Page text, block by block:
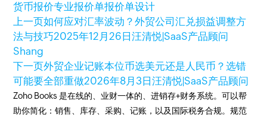
货币报价专业报价单报价单设计
上一页如何应对汇率波动？外贸公司汇兑损益调整方
法与技巧2025年12月26日汪清悦|SaaS产品顾问
Shang
下一页外贸企业记账本位币选美元还是人民币？选错
可能要全部重做2026年8月3日汪清悦|SaaS产品顾问
Zoho Books 是在线的、业财一体的、进销存+财务系统。可以帮
助你简化：销售、库存、采购、记账，以及国际税务合规。规范